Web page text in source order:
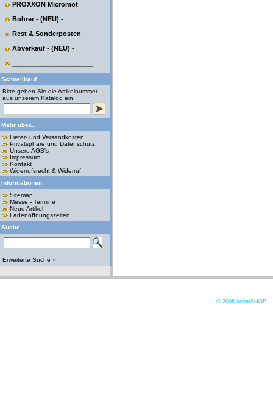
PROXXON Micromot
Bohrer - (NEU) -
Rest & Sonderposten
Abverkauf - (NEU) -
Schnellkauf
Bitte geben Sie die Artikelnummer
aus unserem Katalog ein.
Mehr über...
Liefer- und Versandkosten
Privatsphäre und Datenschutz
Unsere AGB's
Impressum
Kontakt
Widerrufsrecht & Widerruf
Informationen
Sitemap
Messe - Termine
Neue Artikel
Ladenöffnungszeiten
Suche
Erweiterte Suche »
© 2006 xoomSHOP. -